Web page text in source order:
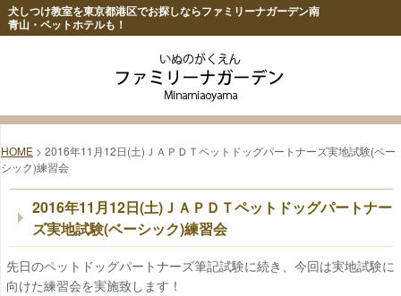
犬しつけ教室を東京都港区でお探しならファミリーナガーデン南
青山・ペットホテルも！
HOME > 2016年11月12日(土)ＪＡＰＤＴペットドッグパートナーズ実地試験(ベー
シック)練習会
2016年11月12日(土)ＪＡＰＤＴペットドッグパートナー
ズ実地試験(ベーシック)練習会
先日のペットドッグパートナーズ筆記試験に続き、今回は実地試験に
向けた練習会を実施致します！